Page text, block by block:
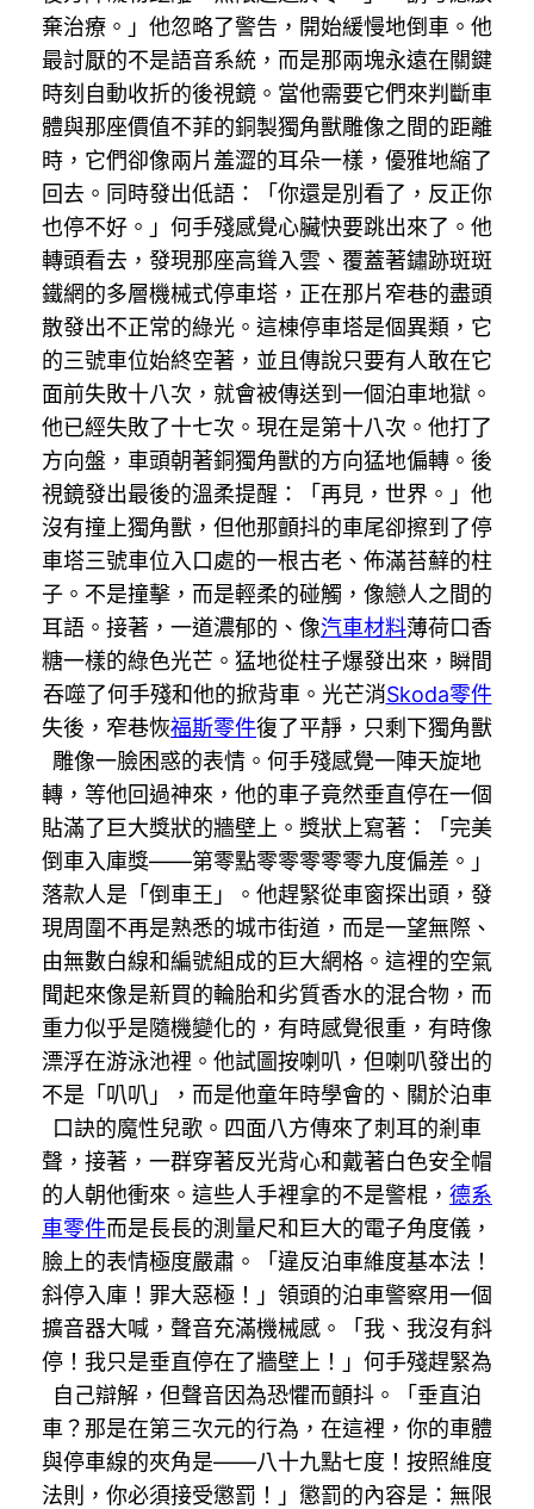
棄治療。」他忽略了警告，開始緩慢地倒車。他
最討厭的不是語音系統，而是那兩塊永遠在關鍵
時刻自動收折的後視鏡。當他需要它們來判斷車
體與那座價值不菲的銅製獨角獸雕像之間的距離
時，它們卻像兩片羞澀的耳朵一樣，優雅地縮了
回去。同時發出低語：「你還是別看了，反正你
也停不好。」何手殘感覺心臟快要跳出來了。他
轉頭看去，發現那座高聳入雲、覆蓋著鏽跡斑斑
鐵網的多層機械式停車塔，正在那片窄巷的盡頭
散發出不正常的綠光。這棟停車塔是個異類，它
的三號車位始終空著，並且傳說只要有人敢在它
面前失敗十八次，就會被傳送到一個泊車地獄。
他已經失敗了十七次。現在是第十八次。他打了
方向盤，車頭朝著銅獨角獸的方向猛地偏轉。後
視鏡發出最後的溫柔提醒：「再見，世界。」他
沒有撞上獨角獸，但他那顫抖的車尾卻擦到了停
車塔三號車位入口處的一根古老、佈滿苔蘚的柱
子。不是撞擊，而是輕柔的碰觸，像戀人之間的
耳語。接著，一道濃郁的、像汽車材料薄荷口香
糖一樣的綠色光芒。猛地從柱子爆發出來，瞬間
吞噬了何手殘和他的掀背車。光芒消Skoda零件
失後，窄巷恢福斯零件復了平靜，只剩下獨角獸
雕像一臉困惑的表情。何手殘感覺一陣天旋地
轉，等他回過神來，他的車子竟然垂直停在一個
貼滿了巨大獎狀的牆壁上。獎狀上寫著：「完美
倒車入庫獎——第零點零零零零零九度偏差。」
落款人是「倒車王」。他趕緊從車窗探出頭，發
現周圍不再是熟悉的城市街道，而是一望無際、
由無數白線和編號組成的巨大網格。這裡的空氣
聞起來像是新買的輪胎和劣質香水的混合物，而
重力似乎是隨機變化的，有時感覺很重，有時像
漂浮在游泳池裡。他試圖按喇叭，但喇叭發出的
不是「叭叭」，而是他童年時學會的、關於泊車
口訣的魔性兒歌。四面八方傳來了刺耳的剎車
聲，接著，一群穿著反光背心和戴著白色安全帽
的人朝他衝來。這些人手裡拿的不是警棍， 德系
車零件而是長長的測量尺和巨大的電子角度儀，
臉上的表情極度嚴肅。「違反泊車維度基本法！
斜停入庫！罪大惡極！」領頭的泊車警察用一個
擴音器大喊，聲音充滿機械感。「我、我沒有斜
停！我只是垂直停在了牆壁上！」何手殘趕緊為
自己辯解，但聲音因為恐懼而顫抖。「垂直泊
車？那是在第三次元的行為，在這裡，你的車體
與停車線的夾角是——八十九點七度！按照維度
法則，你必須接受懲罰！」懲罰的內容是：無限